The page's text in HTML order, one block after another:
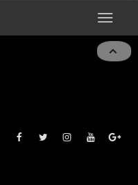
Toggle